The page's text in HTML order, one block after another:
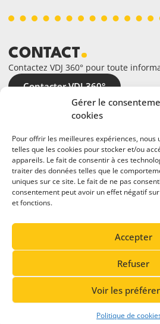
Gérer le
cookies
Pour offrir les meilleures expériences, nous
telles que les cookies pour stocker et/ou
appareils. Le fait de consentir à ces
traiter des données telles que le
uniques sur ce site. Le fait de ne pas
consentement peut avoir un effet négatif
et fonctions.
Accepter
Refuser
Voir les
Politique de
CONTACT
Contactez VDJ 360° pour toute
Contacter VDJ 360°
En partenariat
Conception du site: Cavin Baudat